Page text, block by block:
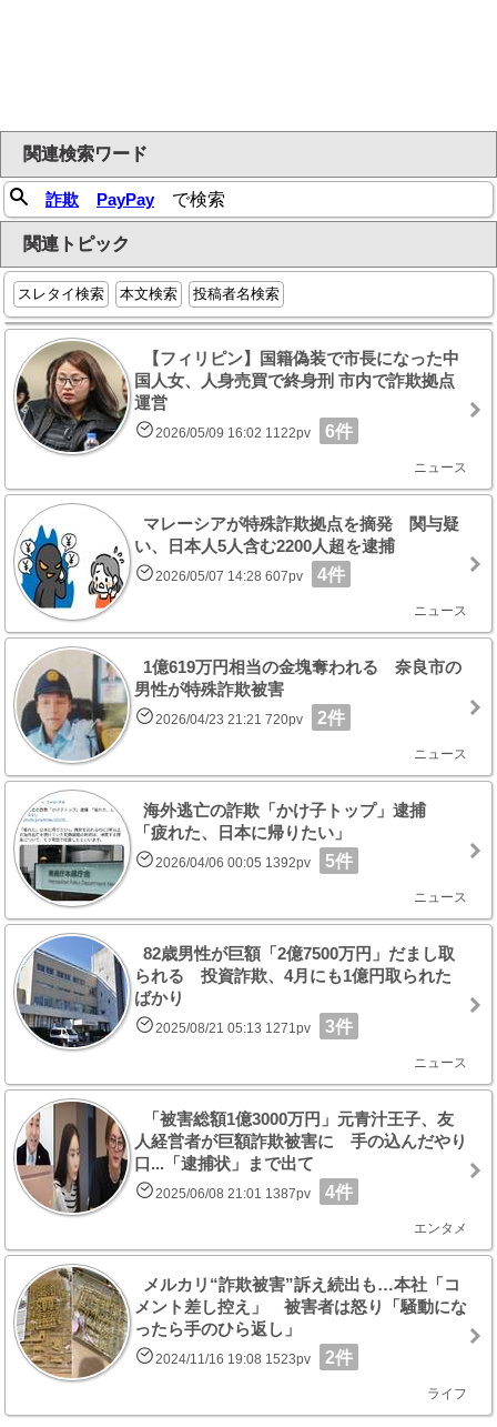
関連検索ワード
詐欺 PayPayで検索
関連トピック
スレタイ検索 本文検索 投稿者名検索
【フィリピン】国籍偽装で市長になった中
国人女、人身売買で終身刑 市内で詐欺拠点
運営
2026/05/09 16:02 1122pv 6件
ニュース
マレーシアが特殊詐欺拠点を摘発 関与疑
い、日本人5人含む2200人超を逮捕
2026/05/07 14:28 607pv 4件
ニュース
1億619万円相当の金塊奪われる 奈良市の
男性が特殊詐欺被害
2026/04/23 21:21 720pv 2件
ニュース
海外逃亡の詐欺「かけ子トップ」逮捕
「疲れた、日本に帰りたい」
2026/04/06 00:05 1392pv 5件
ニュース
82歳男性が巨額「2億7500万円」だまし取
られる 投資詐欺、4月にも1億円取られた
ばかり
2025/08/21 05:13 1271pv 3件
ニュース
「被害総額1億3000万円」元青汁王子、友
人経営者が巨額詐欺被害に 手の込んだやり
口...「逮捕状」まで出て
2025/06/08 21:01 1387pv 4件
エンタメ
メルカリ“詐欺被害”訴え続出も…本社「コ
メント差し控え」 被害者は怒り「騒動にな
ったら手のひら返し」
2024/11/16 19:08 1523pv 2件
ライフ